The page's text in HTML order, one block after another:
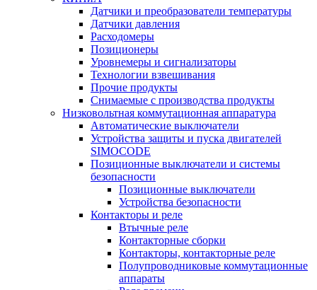
Датчики и преобразователи температуры
Датчики давления
Расходомеры
Позиционеры
Уровнемеры и сигнализаторы
Технологии взвешивания
Прочие продукты
Снимаемые с производства продукты
Низковольтная коммутационная аппаратура
Автоматические выключатели
Устройства защиты и пуска двигателей
SIMOCODE
Позиционные выключатели и системы
безопасности
Позиционные выключатели
Устройства безопасности
Контакторы и реле
Втычные реле
Контакторные сборки
Контакторы, контакторные реле
Полупроводниковые коммутационные
аппараты